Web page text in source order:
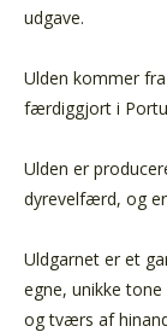
udgave.
Ulden kommer
færdiggjort i
Ulden er
dyrevelfærd, og
Uldgarnet er et
egne, unikke
og tværs af